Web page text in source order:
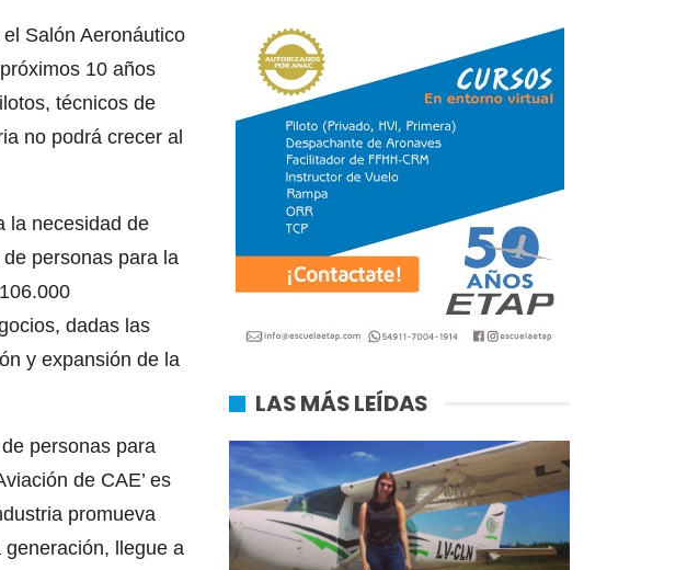
Salón Aeronáutico
10 años
técnicos de
no podrá crecer al
la necesidad de
personas para la
dadas las
y expansión de la
personas para
de CAE’ es
promueva
llegue a
LAS MÁS LEÍDAS